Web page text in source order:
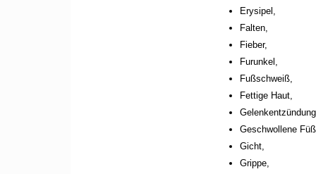
Erysipel,
Falten,
Fieber,
Furunkel,
Fußschweiß,
Fettige Haut,
Geschwollene
Gicht,
Grippe,